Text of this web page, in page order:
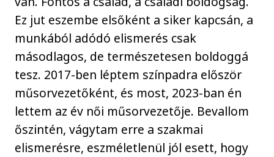
Ez jut eszembe elsőként a siker kapcsán, a
munkából adódó elismerés csak
másodlagos, de természetesen boldoggá
tesz. 2017-ben léptem színpadra először
műsorvezetőként, és most, 2023-ban én
lettem az év női műsorvezetője. Bevallom
őszintén, vágytam erre a szakmai
elismerésre, eszméletlenül jól esett, hogy